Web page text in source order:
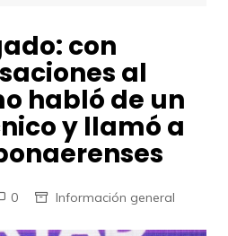
con
al
habló de un
y llamó a
0 Información general